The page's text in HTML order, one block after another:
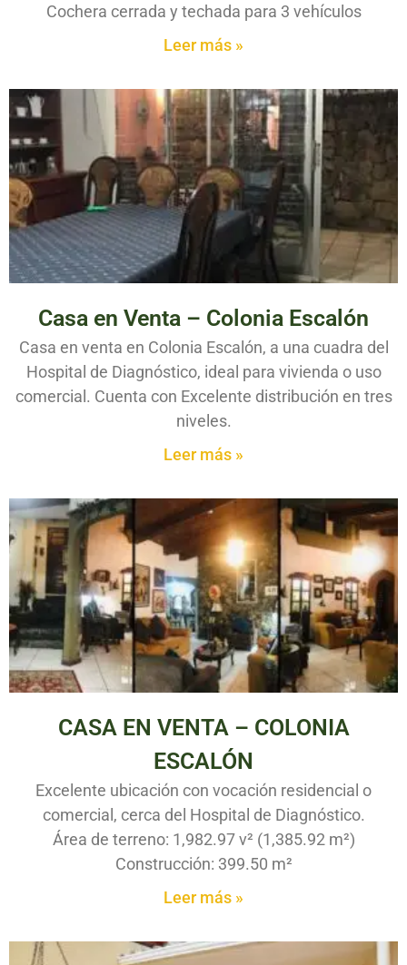
Cochera cerrada y techada para 3 vehículos
Leer más »
Casa en Venta – Colonia Escalón
Casa en venta en Colonia Escalón, a una cuadra del
Hospital de Diagnóstico, ideal para vivienda o uso
comercial. Cuenta con Excelente distribución en tres
niveles.
Leer más »
CASA EN VENTA – COLONIA
ESCALÓN
Excelente ubicación con vocación residencial o
comercial, cerca del Hospital de Diagnóstico.
Área de terreno: 1,982.97 v² (1,385.92 m²)
Construcción: 399.50 m²
Leer más »